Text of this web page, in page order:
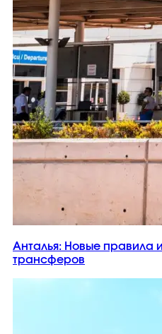
Анталья: Новые правила
трансферов